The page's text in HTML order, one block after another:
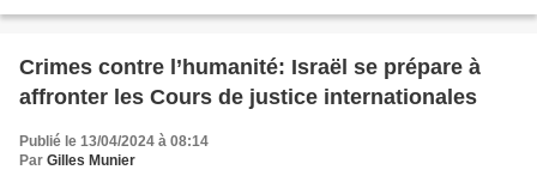
Crimes contre l’humanité: Israël se prépare à
affronter les Cours de justice internationales
Publié le 13/04/2024 à 08:14
Par Gilles Munier